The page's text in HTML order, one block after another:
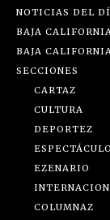
NOTICIAS DEL
BAJA
BAJA
SECCIONES
CARTAZ
CULTURA
DEPORTEZ
EZENARIO
COLUMNAZ